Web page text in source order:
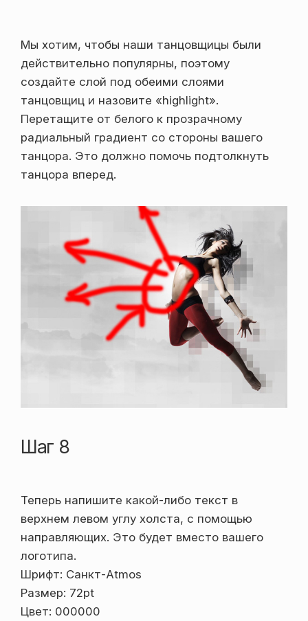
Мы хотим, чтобы наши танцовщицы были
действительно популярны, поэтому
создайте слой под обеими слоями
танцовщиц и назовите «highlight».
Перетащите от белого к прозрачному
радиальный градиент со стороны вашего
танцора. Это должно помочь подтолкнуть
танцора вперед.
Шаг 8
Теперь напишите какой-либо текст в
верхнем левом углу холста, с помощью
направляющих. Это будет вместо вашего
логотипа.
Шрифт: Санкт-Atmos
Размер: 72pt
Цвет: 000000